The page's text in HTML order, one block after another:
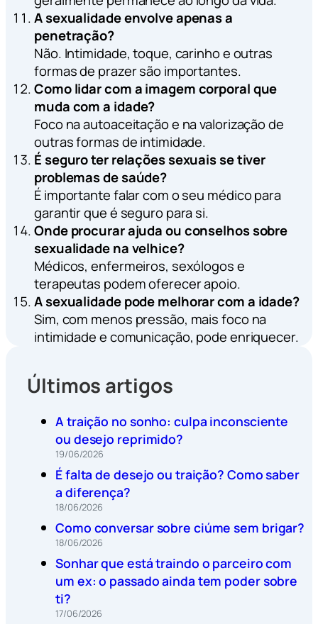
A sexualidade envolve apenas a
penetração?
Não. Intimidade, toque, carinho e outras
formas de prazer são importantes.
Como lidar com a imagem corporal que
muda com a idade?
Foco na autoaceitação e na valorização de
outras formas de intimidade.
É seguro ter relações sexuais se tiver
problemas de saúde?
É importante falar com o seu médico para
garantir que é seguro para si.
Onde procurar ajuda ou conselhos sobre
sexualidade na velhice?
Médicos, enfermeiros, sexólogos e
terapeutas podem oferecer apoio.
A sexualidade pode melhorar com a idade?
Sim, com menos pressão, mais foco na
intimidade e comunicação, pode enriquecer.
Últimos artigos
A traição no sonho: culpa inconsciente
ou desejo reprimido?
19/06/2026
É falta de desejo ou traição? Como saber
a diferença?
18/06/2026
Como conversar sobre ciúme sem brigar?
18/06/2026
Sonhar que está traindo o parceiro com
um ex: o passado ainda tem poder sobre
ti?
17/06/2026